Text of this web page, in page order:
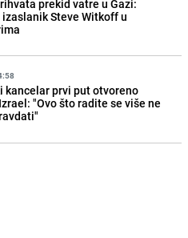
prekid vatre u Gazi:
Steve Witkoff u
kancelar prvi put otvoreno
"Ovo što radite se više ne